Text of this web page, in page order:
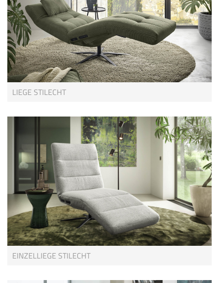
LIEGE STILECHT
EINZELLIEGE STILECHT